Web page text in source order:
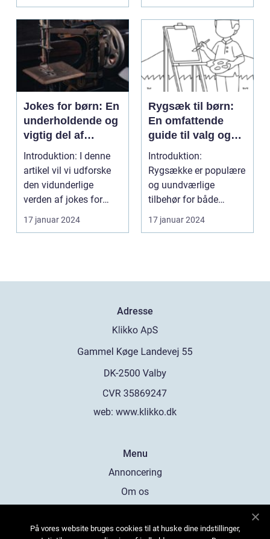
Jokes for børn: En
underholdende og
vigtig del af
barndommen
Introduktion: I denne
artikel vil vi udforske
den vidunderlige
verden af jokes for
børn og diskuter...
17 januar 2024
Rygsæk til børn:
En omfattende
guide til valg og
udvikling gennem
tiden
Introduktion:
Rygsække er populære
og uundværlige
tilbehør for både
voksne og børn. Når
det kommer t...
17 januar 2024
Adresse
web: www.klikko.dk
Menu
Annoncering
Om os
Kontakt os
På vores website bruges cookies til at huske dine indstillinger,